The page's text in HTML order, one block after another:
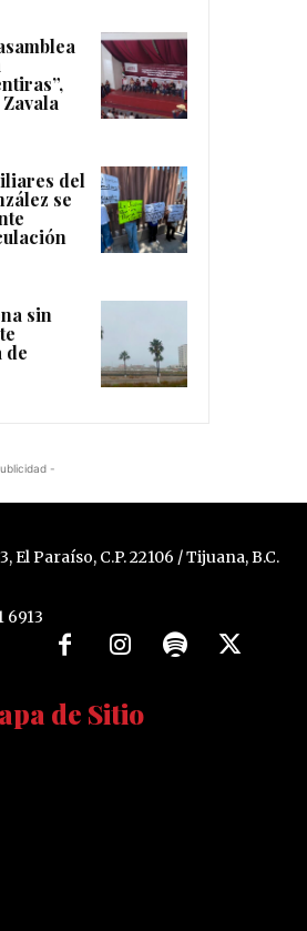
del
se
sin
de
-
El Paraíso, C.P. 22106 / Tijuana, B.C.
6913
de Sitio